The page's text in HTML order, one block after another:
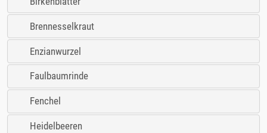
Brennesselkraut
Enzianwurzel
Faulbaumrinde
Fenchel
Heidelbeeren